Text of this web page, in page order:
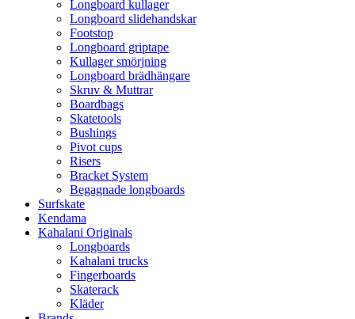
Longboard kullager
Longboard slidehandskar
Footstop
Longboard griptape
Kullager smörjning
Longboard brädhängare
Skruv & Muttrar
Boardbags
Skatetools
Bushings
Pivot cups
Risers
Bracket System
Begagnade longboards
Surfskate
Kendama
Kahalani Originals
Longboards
Kahalani trucks
Fingerboards
Skaterack
Kläder